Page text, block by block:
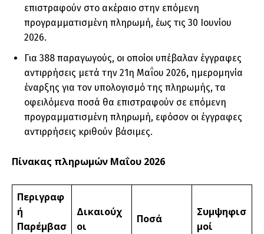
επιστραφούν στο ακέραιο στην επόμενη
προγραμματισμένη πληρωμή, έως τις 30 Ιουνίου
2026.
Για 388 παραγωγούς, οι οποίοι υπέβαλαν έγγραφες
αντιρρήσεις μετά την 21η Μαΐου 2026, ημερομηνία
έναρξης για τον υπολογισμό της πληρωμής, τα
οφειλόμενα ποσά θα επιστραφούν σε επόμενη
προγραμματισμένη πληρωμή, εφόσον οι έγγραφες
αντιρρήσεις κριθούν βάσιμες.
Πίνακας πληρωμών Μαΐου 2026
Περιγραφ
ή
Παρέμβασ
Δικαιούχ
οι
Ποσά
Συμψηφισ
μοί